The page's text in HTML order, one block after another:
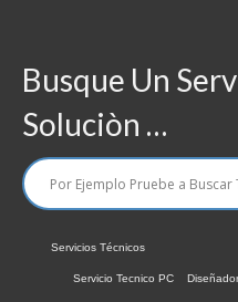
Busque Un
Soluciòn …
Servicios Técnicos
Servicio Tecnico PC